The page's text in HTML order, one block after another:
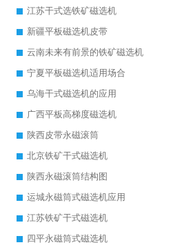
江苏干式选铁矿磁选机
新疆平板磁选机皮带
云南未来有前景的铁矿磁选机
宁夏平板磁选机适用场合
乌海干式磁选机的应用
广西平板高梯度磁选机
陕西皮带永磁滚筒
北京铁矿干式磁选机
陕西永磁滚筒结构图
运城永磁筒式磁选机应用
江苏铁矿干式磁选机
四平永磁筒式磁选机